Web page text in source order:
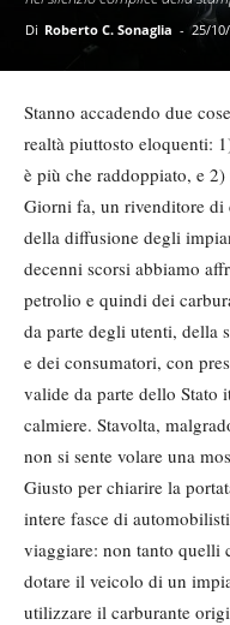
Di Roberto C. Sonaglia - 25/
Stanno accadendo due
realtà piuttosto eloquenti:
è più che raddoppiato, e
Giorni fa, un rivenditore di
della diffusione degli
decenni scorsi abbiamo
petrolio e quindi dei
da parte degli utenti, della
e dei consumatori, con
valide da parte dello Stato
calmiere. Stavolta,
non si sente volare una
Giusto per chiarire la
intere fasce di
viaggiare: non tanto quelli
dotare il veicolo di un
utilizzare il carburante